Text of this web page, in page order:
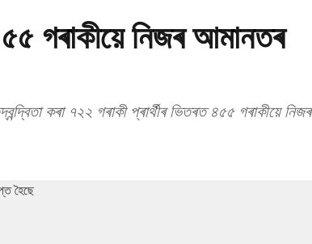
গৰাকীয়ে নিজৰ আমানতৰ
কৰা ৭২২ গৰাকী প্ৰাৰ্থীৰ ভিতৰত ৪৫৫ গৰাকীয়ে নিজৰ